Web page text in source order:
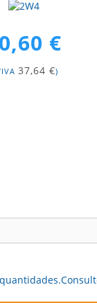
€
37,64 €)